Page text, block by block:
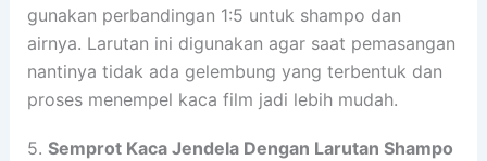
gunakan perbandingan 1:5 untuk shampo dan
airnya. Larutan ini digunakan agar saat pemasangan
nantinya tidak ada gelembung yang terbentuk dan
proses menempel kaca film jadi lebih mudah.
5. Semprot Kaca Jendela Dengan Larutan Shampo